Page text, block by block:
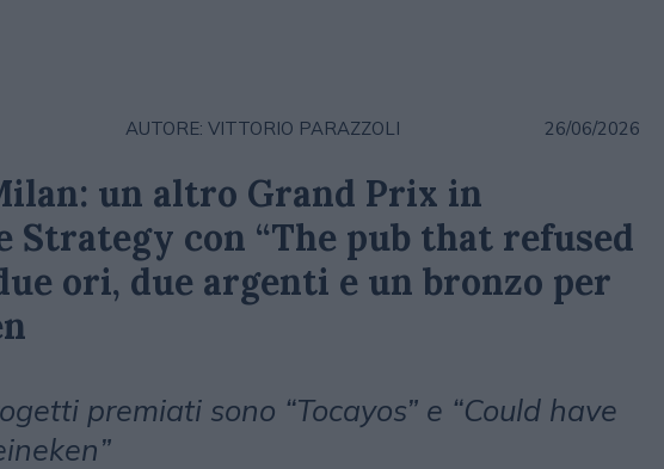
AUTORE: VITTORIO PARAZZOLI 26/06/2026
un altro Grand Prix in
Strategy con “The pub that refused
ori, due argenti e un bronzo per
premiati sono “Tocayos” e “Could have